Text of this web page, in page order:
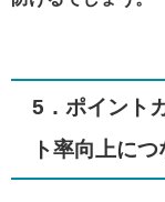
5．ポイント
ト率向上に